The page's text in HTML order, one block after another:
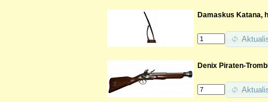
Damaskus Katana,
Denix Piraten-